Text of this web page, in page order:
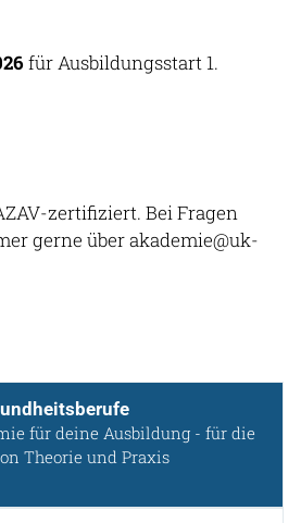
für Ausbildungsstart 1.
zertifiziert. Bei Fragen
gerne über akademie@uk-
für deine Ausbildung - für die
Theorie und Praxis